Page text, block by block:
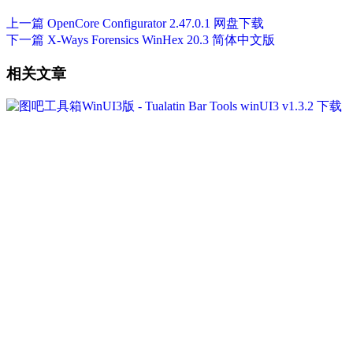
上一篇 OpenCore Configurator 2.47.0.1 网盘下载
下一篇 X-Ways Forensics WinHex 20.3 简体中文版
相关文章